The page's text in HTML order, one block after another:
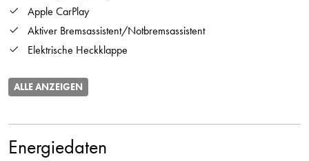
Apple CarPlay
Aktiver Bremsassistent/Notbremsassistent
Elektrische Heckklappe
ALLE ANZEIGEN
Energiedaten